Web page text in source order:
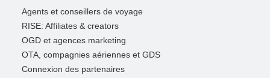
Agents et conseillers de voyage
RISE: Affiliates & creators
OGD et agences marketing
OTA, compagnies aériennes et GDS
Connexion des partenaires